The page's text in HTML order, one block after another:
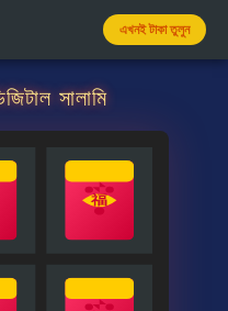
এখনই টাকা তুলুন
সালামি